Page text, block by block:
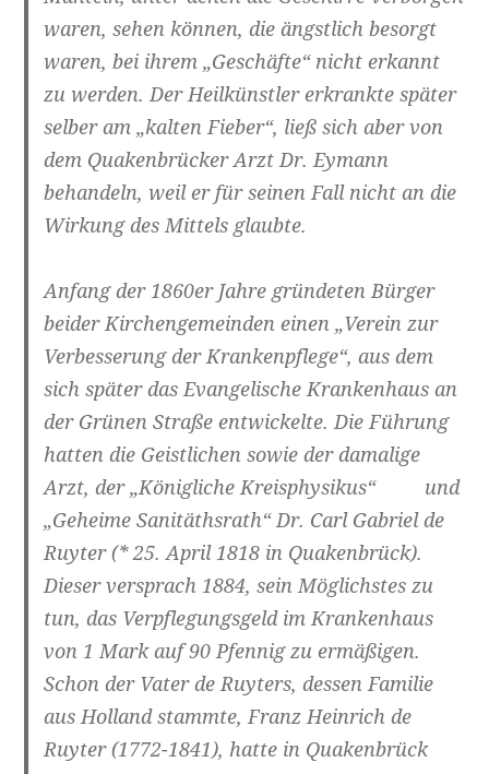
waren, sehen können, die ängstlich besorgt
waren, bei ihrem „Geschäfte“ nicht erkannt
zu werden. Der Heilkünstler erkrankte später
selber am „kalten Fieber“, ließ sich aber von
dem Quakenbrücker Arzt Dr. Eymann
behandeln, weil er für seinen Fall nicht an die
Wirkung des Mittels glaubte.
Anfang der 1860er Jahre gründeten Bürger
beider Kirchengemeinden einen „Verein zur
Verbesserung der Krankenpflege“, aus dem
sich später das Evangelische Krankenhaus an
der Grünen Straße entwickelte. Die Führung
hatten die Geistlichen sowie der damalige
Arzt, der „Königliche Kreisphysikus“ und
„Geheime Sanitäthsrath“ Dr. Carl Gabriel de
Ruyter (* 25. April 1818 in Quakenbrück).
Dieser versprach 1884, sein Möglichstes zu
tun, das Verpflegungsgeld im Krankenhaus
von 1 Mark auf 90 Pfennig zu ermäßigen.
Schon der Vater de Ruyters, dessen Familie
aus Holland stammte, Franz Heinrich de
Ruyter (1772-1841), hatte in Quakenbrück